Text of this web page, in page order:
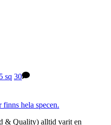
sq 30
finns hela specen.
​​& Quality) alltid varit en